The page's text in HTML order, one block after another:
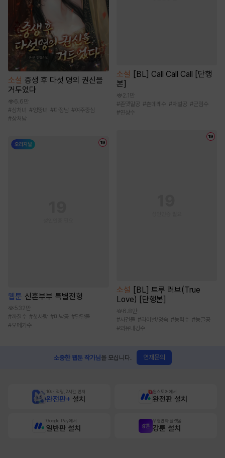
소설 중생 후 다섯 명의 권신을
거두었다
6.6만
#상처녀 #엉뚱녀 #다정남 #여주중심
#상처남
웹툰 신혼부부 특별전형
532만
#까칠수 #첫사랑 #미남공 #달달물
#오메가수
소설 [BL] Call Call Call [단행
본]
2.1만
#존댓말공 #츤데레수 #재벌공 #군림수
#연상수
소설
[BL] 트루 러브(True
Love) [단행본]
6.8만
#사건물 #라이벌/앙숙 #능력수 #능글공
#외유내강수
소중한 웹툰 작가님을 모십니다. 연재문의
10배 적립, 2시간 먼저
완전판+ 설치
원스토어에서
완전판 설치
Google Play에서
일반판 설치
무협만화 플랫폼
강툰 설치